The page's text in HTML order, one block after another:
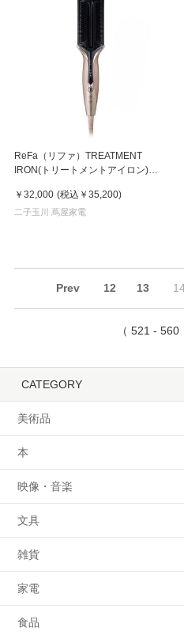
ReFa（リファ）TREATMENT
IRON(トリートメントアイロン)シ
￥32,000 (税込 ￥35,200)
二子玉川 蔦屋家電
Prev 12 13
（ 521 -
CATEGORY
美術品
本
映像・音楽
文具
雑貨
家電
食品